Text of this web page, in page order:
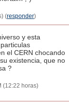
(responder)
y esta
el CERN chocando
existencia, que no
?
(12:22 horas)